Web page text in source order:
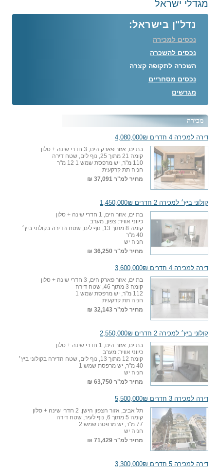
מגדלי ישראל
נדל"ן בישראל:
נכסים למכירה
נכסים להשכרה
השכרה לתקופה קצרה
נכסים מסחריים
מגרשים
מכירה
דירה למכירה 4 חדרים 4,080,000₪
בת ים, אזור פארק הים, 3 חדרי שינה + סלון
קומה 21 מתוך 25, נוף לים, שטח דירה
110 מ"ר, יש מרפסת שמש 1 12 מ"ר
חניה תת קרקעית
מחיר למ"ר 37,091 ₪
קולוני ביץ׳ למכירה 2 חדרים 1,450,000₪
בת ים, אזור הים, 1 חדרי שינה + סלון
כיווני אוויר: צפון, מערב
קומה 8 מתוך 13, נוף לים, שטח הדירה בקולוני ביץ׳
40 מ"ר
חניה יש
מחיר למ"ר 36,250 ₪
דירה למכירה 4 חדרים 3,600,000₪
בת ים, אזור פארק הים, 3 חדרי שינה + סלון
קומה 3 מתוך 46, שטח דירה
112 מ"ר, יש מרפסת שמש 1
חניה תת קרקעית
מחיר למ"ר 32,143 ₪
קולוני ביץ׳ למכירה 2 חדרים 2,550,000₪
בת ים, אזור הים, 1 חדרי שינה + סלון
כיווני אוויר: מערב
קומה 12 מתוך 13, נוף לים, שטח הדירה בקולוני ביץ׳
40 מ"ר, יש מרפסת שמש 1
חניה יש
מחיר למ"ר 63,750 ₪
דירה למכירה 3 חדרים 5,500,000₪
תל אביב, אזור הצפון הישן, 2 חדרי שינה + סלון
קומה 5 מתוך 6, נוף לעיר, שטח דירה
77 מ"ר, יש מרפסת שמש 2
חניה יש
מחיר למ"ר 71,429 ₪
דירה למכירה 5 חדרים 3,300,000₪